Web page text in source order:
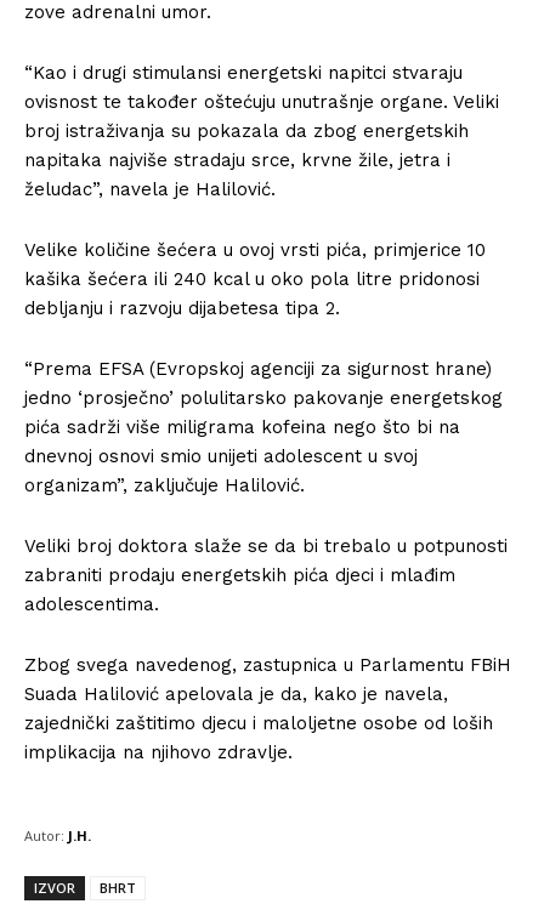
zove adrenalni umor.
“Kao i drugi stimulansi energetski napitci stvaraju
ovisnost te također oštećuju unutrašnje organe. Veliki
broj istraživanja su pokazala da zbog energetskih
napitaka najviše stradaju srce, krvne žile, jetra i
želudac”, navela je Halilović.
Velike količine šećera u ovoj vrsti pića, primjerice 10
kašika šećera ili 240 kcal u oko pola litre pridonosi
debljanju i razvoju dijabetesa tipa 2.
“Prema EFSA (Evropskoj agenciji za sigurnost hrane)
jedno ‘prosječno’ polulitarsko pakovanje energetskog
pića sadrži više miligrama kofeina nego što bi na
dnevnoj osnovi smio unijeti adolescent u svoj
organizam”, zaključuje Halilović.
Veliki broj doktora slaže se da bi trebalo u potpunosti
zabraniti prodaju energetskih pića djeci i mlađim
adolescentima.
Zbog svega navedenog, zastupnica u Parlamentu FBiH
Suada Halilović apelovala je da, kako je navela,
zajednički zaštitimo djecu i maloljetne osobe od loših
implikacija na njihovo zdravlje.
Autor: J.H.
IZVOR BHRT